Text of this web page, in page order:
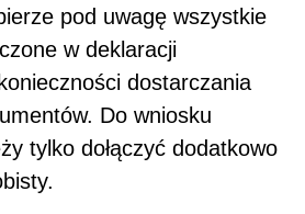
pod uwagę wszystkie
w deklaracji
dostarczania
Do wniosku
tylko dołączyć dodatkowo